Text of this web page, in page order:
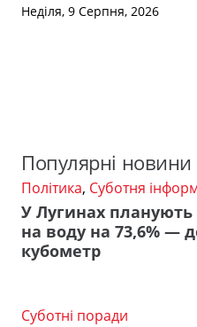
Неділя, 9 Серпня, 2026
Популярні новини
Політика, Суботня
У Лугинах
на воду на 73,6% —
кубометр
Суботні поради